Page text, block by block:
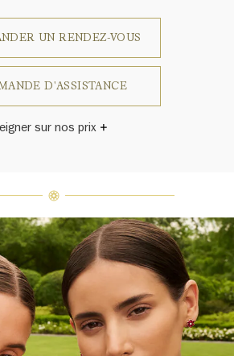
UN RENDEZ-VOUS
D'ASSISTANCE
sur nos prix
Winston présente un
exclusif de diamants
de pierres précieuses, le
carats et la quantité de
varier légèrement
à l'autre. Pour obtenir
renseignements,
le service